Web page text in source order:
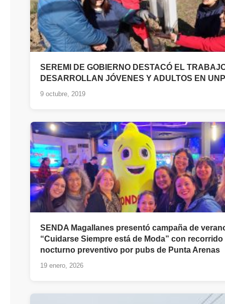
SEREMI DE GOBIERNO DESTACÓ EL
DESARROLLAN JÓVENES Y ADULTOS EN
9 octubre, 2019
SENDA Magallanes presentó campaña de
“Cuidarse Siempre está de Moda” con recorrido
nocturno preventivo por pubs de Punta Arenas
19 enero, 2026